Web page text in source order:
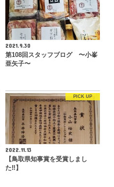
2021.9.30
第108回スタッフブログ 〜小峯
亜矢子〜
PICK UP
2022.11.13
【鳥取県知事賞を受賞しまし
た‼︎】